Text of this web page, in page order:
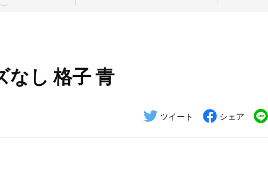
のものづくり 日本の暮らし
なし 格子 青
ツイート シェア